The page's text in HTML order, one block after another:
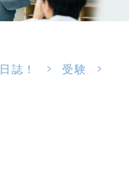
誌！
> 受験
>